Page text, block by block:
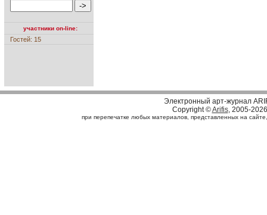
участники on-line:
Гостей: 15
Электронный арт-журнал
Copyright ©Arifis, 2005-2026
при перепечатке любых материалов, представленных на